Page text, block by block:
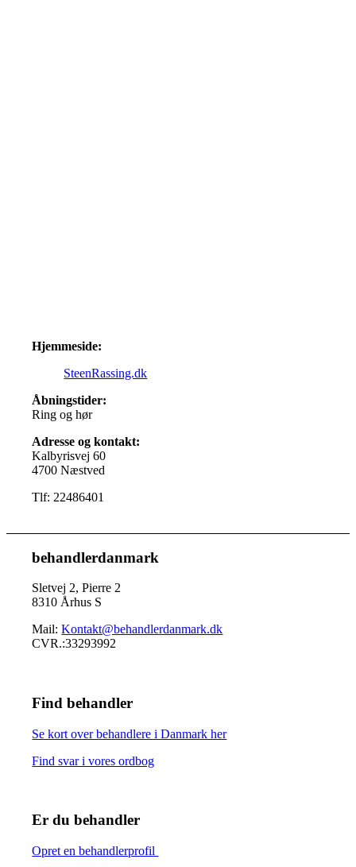
Hjemmeside:
SteenRassing.dk
Åbningstider:
Ring og hør
Adresse og kontakt:
Kalbyrisvej 60
4700 Næstved
Tlf: 22486401
behandlerdanmark
Sletvej 2, Pierre 2
8310 Århus S
Mail:Kontakt@behandlerdanmark.dk
CVR.:33293992
Find behandler
Se kort over behandlere i Danmark her
Find svar i vores ordbog
Er du behandler
Opret en behandlerprofil